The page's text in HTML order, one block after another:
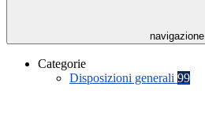
navigazione
Categorie
Disposizioni generali 99